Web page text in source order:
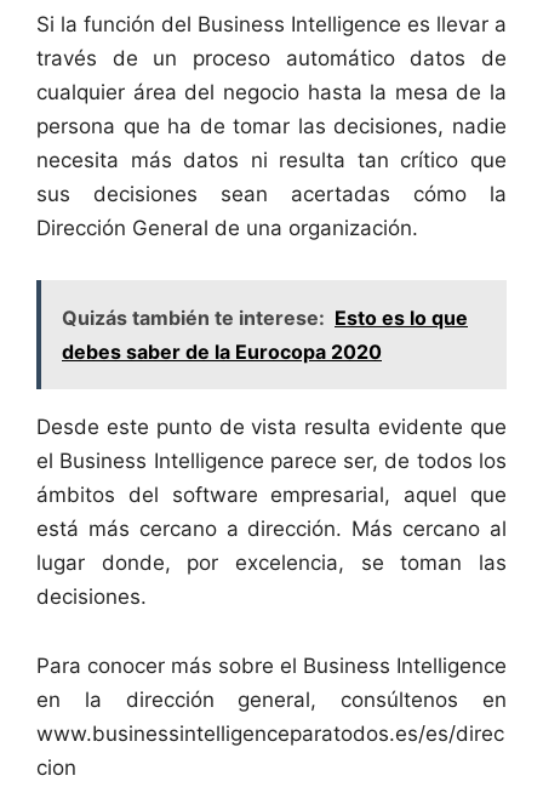
Si la función del Business Intelligence es llevar a
través de un proceso automático datos de
cualquier área del negocio hasta la mesa de la
persona que ha de tomar las decisiones, nadie
necesita más datos ni resulta tan crítico que
sus decisiones sean acertadas cómo la
Dirección General de una organización.
Quizás también te interese: Esto es lo que
debes saber de la Eurocopa 2020
Desde este punto de vista resulta evidente que
el Business Intelligence parece ser, de todos los
ámbitos del software empresarial, aquel que
está más cercano a dirección. Más cercano al
lugar donde, por excelencia, se toman las
decisiones.
Para conocer más sobre el Business Intelligence
en la dirección general, consúltenos en
www.businessintelligenceparatodos.es/es/direc
cion